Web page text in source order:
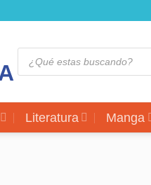
Búsqueda
productos
Literatura Manga